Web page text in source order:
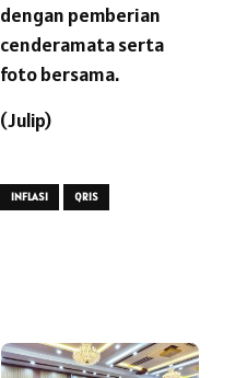
dengan pemberian
cenderamata serta
foto bersama.
(Julip)
INFLASI QRIS